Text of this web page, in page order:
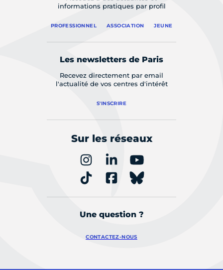
informations pratiques par profil
PROFESSIONNEL ASSOCIATION JEUNE
Les newsletters de Paris
Recevez directement par email
l'actualité de vos centres d'intérêt
S'INSCRIRE
Sur les réseaux
Une question ?
CONTACTEZ-NOUS